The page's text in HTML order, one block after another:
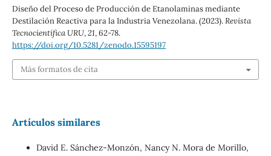
Diseño del Proceso de Producción de Etanolaminas mediante
Destilación Reactiva para la Industria Venezolana. (2023).Revista
Tecnocientífica URU,21, 62-78.
https://doi.org/10.5281/zenodo.15595197
Más formatos de cita
Artículos similares
David E. Sánchez-Monzón, Nancy N. Mora de Morillo,